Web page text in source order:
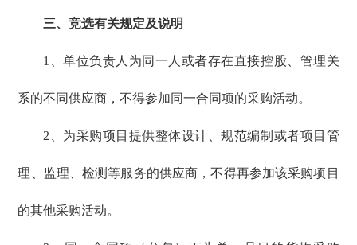
三、竞选有关规定及说明
1、单位负责人为同一人或者存在直接控股、管理关
系的不同供应商，不得参加同一合同项的采购活动。
2、为采购项目提供整体设计、规范编制或者项目管
理、监理、检测等服务的供应商，不得再参加该采购项目
的其他采购活动。